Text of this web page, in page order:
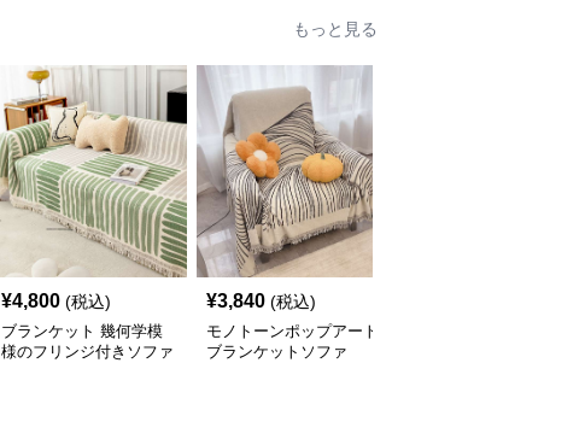
もっと見る
¥4,800 (税込)
ブランケット 幾何学模
様のフリンジ付きソファ
¥3,840 (税込)
モノトーンポップアート
ブランケットソファ